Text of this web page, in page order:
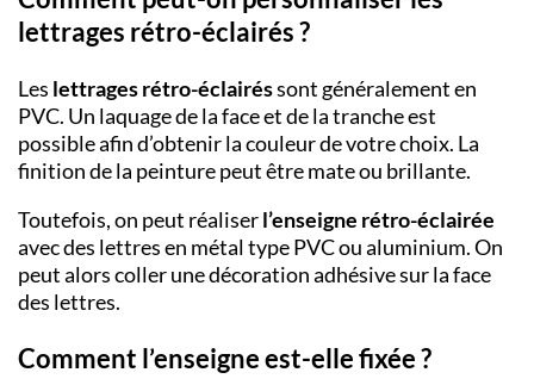
lettrages rétro-éclairés ?
Les lettrages rétro-éclairéssont généralement en
PVC. Un laquage de la face et de la tranche est
possible afin d’obtenir la couleur de votre choix. La
finition de la peinture peut être mate ou brillante.
Toutefois, on peut réaliserl’enseigne rétro-éclairée
avec des lettres en métal type PVC ou aluminium. On
peut alors coller une décoration adhésive sur la face
des lettres.
Comment l’enseigne est-elle fixée ?